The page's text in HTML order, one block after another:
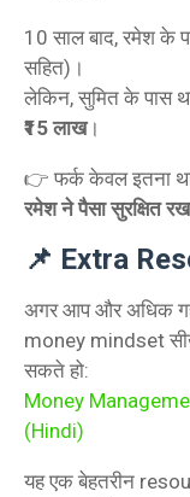
10 साल बाद, रमेश के
सहित)।
लेकिन, सुमित के पास
₹15 लाख।
👉 फर्क केवल इतना
रमेश ने पैसा सुरक्षित
📌 Extra
अगर आप और अधिक
money mindset
सकते हो:
Money
(Hindi)
यह एक बेहतरीन